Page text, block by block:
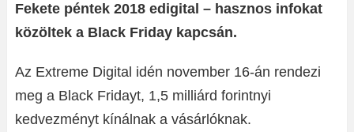
Fekete péntek 2018 edigital – hasznos infokat
közöltek a Black Friday kapcsán.
Az Extreme Digital idén november 16-án rendezi
meg a Black Fridayt, 1,5 milliárd forintnyi
kedvezményt kínálnak a vásárlóknak.